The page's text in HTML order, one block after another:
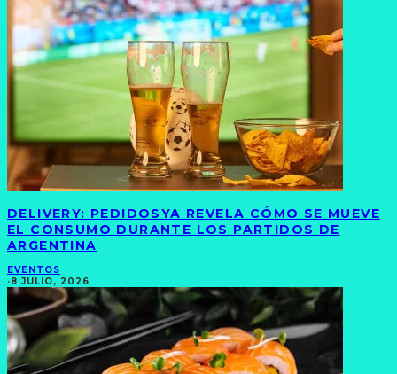
DELIVERY: PEDIDOSYA REVELA CÓMO SE MUEVE
EL CONSUMO DURANTE LOS PARTIDOS DE
ARGENTINA
EVENTOS
·8 JULIO, 2026